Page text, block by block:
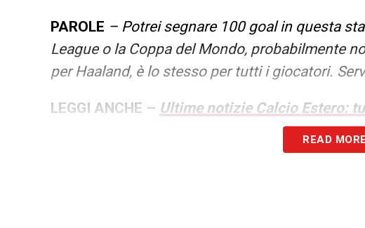
PAROLE – Potrei segnare 100 goal in questa
League o la Coppa del Mondo, probabilmente
per Haaland, è lo stesso per tutti i giocatori.
LEGGI ANCHE – Ultime notizie Calcio Estero:
READ MORE